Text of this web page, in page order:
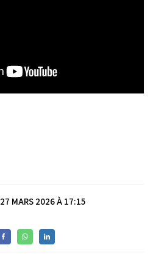
27 MARS 2026 À 17:15